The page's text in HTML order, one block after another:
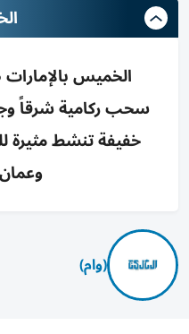
الخميس
سحب ركامية شرقاً
خفيفة تنشط مثيرة
وعمان
(وام)